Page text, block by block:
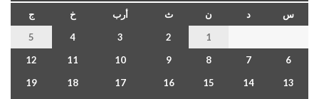
س د ن ث أرب خ
ج
1
2
3
4
5
6
7
8
9
10
11
12
13
14
15
16
17
18
19